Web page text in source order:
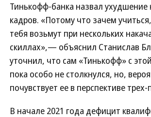
Тинькофф-банка назвал ухудшение
кадров. «Потому что зачем
тебя возьмут при нескольких
скиллах»,— объяснил Станислав
уточнил, что сам «Тинькофф» с
пока особо не столкнулся, но,
почувствует ее в перспективе трех-
В начале 2021 года дефицит